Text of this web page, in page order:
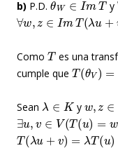
b) P.D. y
∀w ,z∈Im T(λu+v ∈
Como
T
es una
cumple que
T(θV)=θ
Sean
λ
y
∃u,v ∈ V(T(u) =w∧ T
T(λu +v =λT(u)+T (v